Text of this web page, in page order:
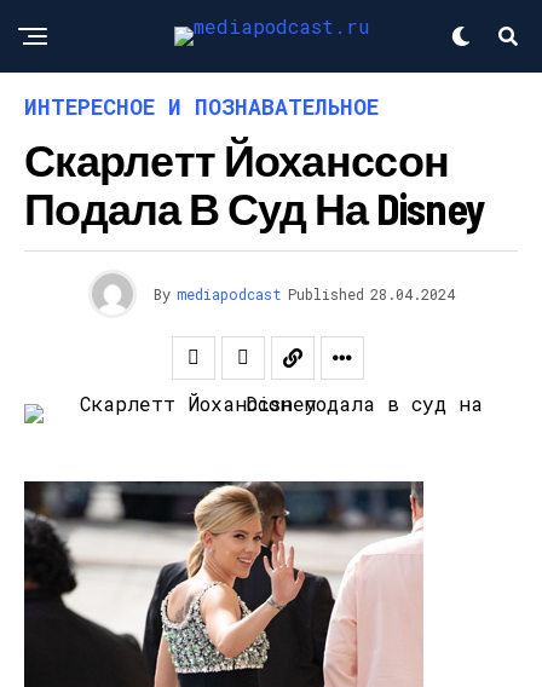
ИНТЕРЕСНОЕ И ПОЗНАВАТЕЛЬНОЕ
Скарлетт Йоханссон
Подала В Суд На Disney
By mediapodcast Published 28.04.2024